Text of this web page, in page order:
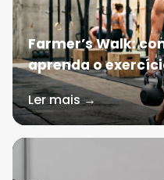
Farmer’s Walk:
aprenda o
Ler mais →